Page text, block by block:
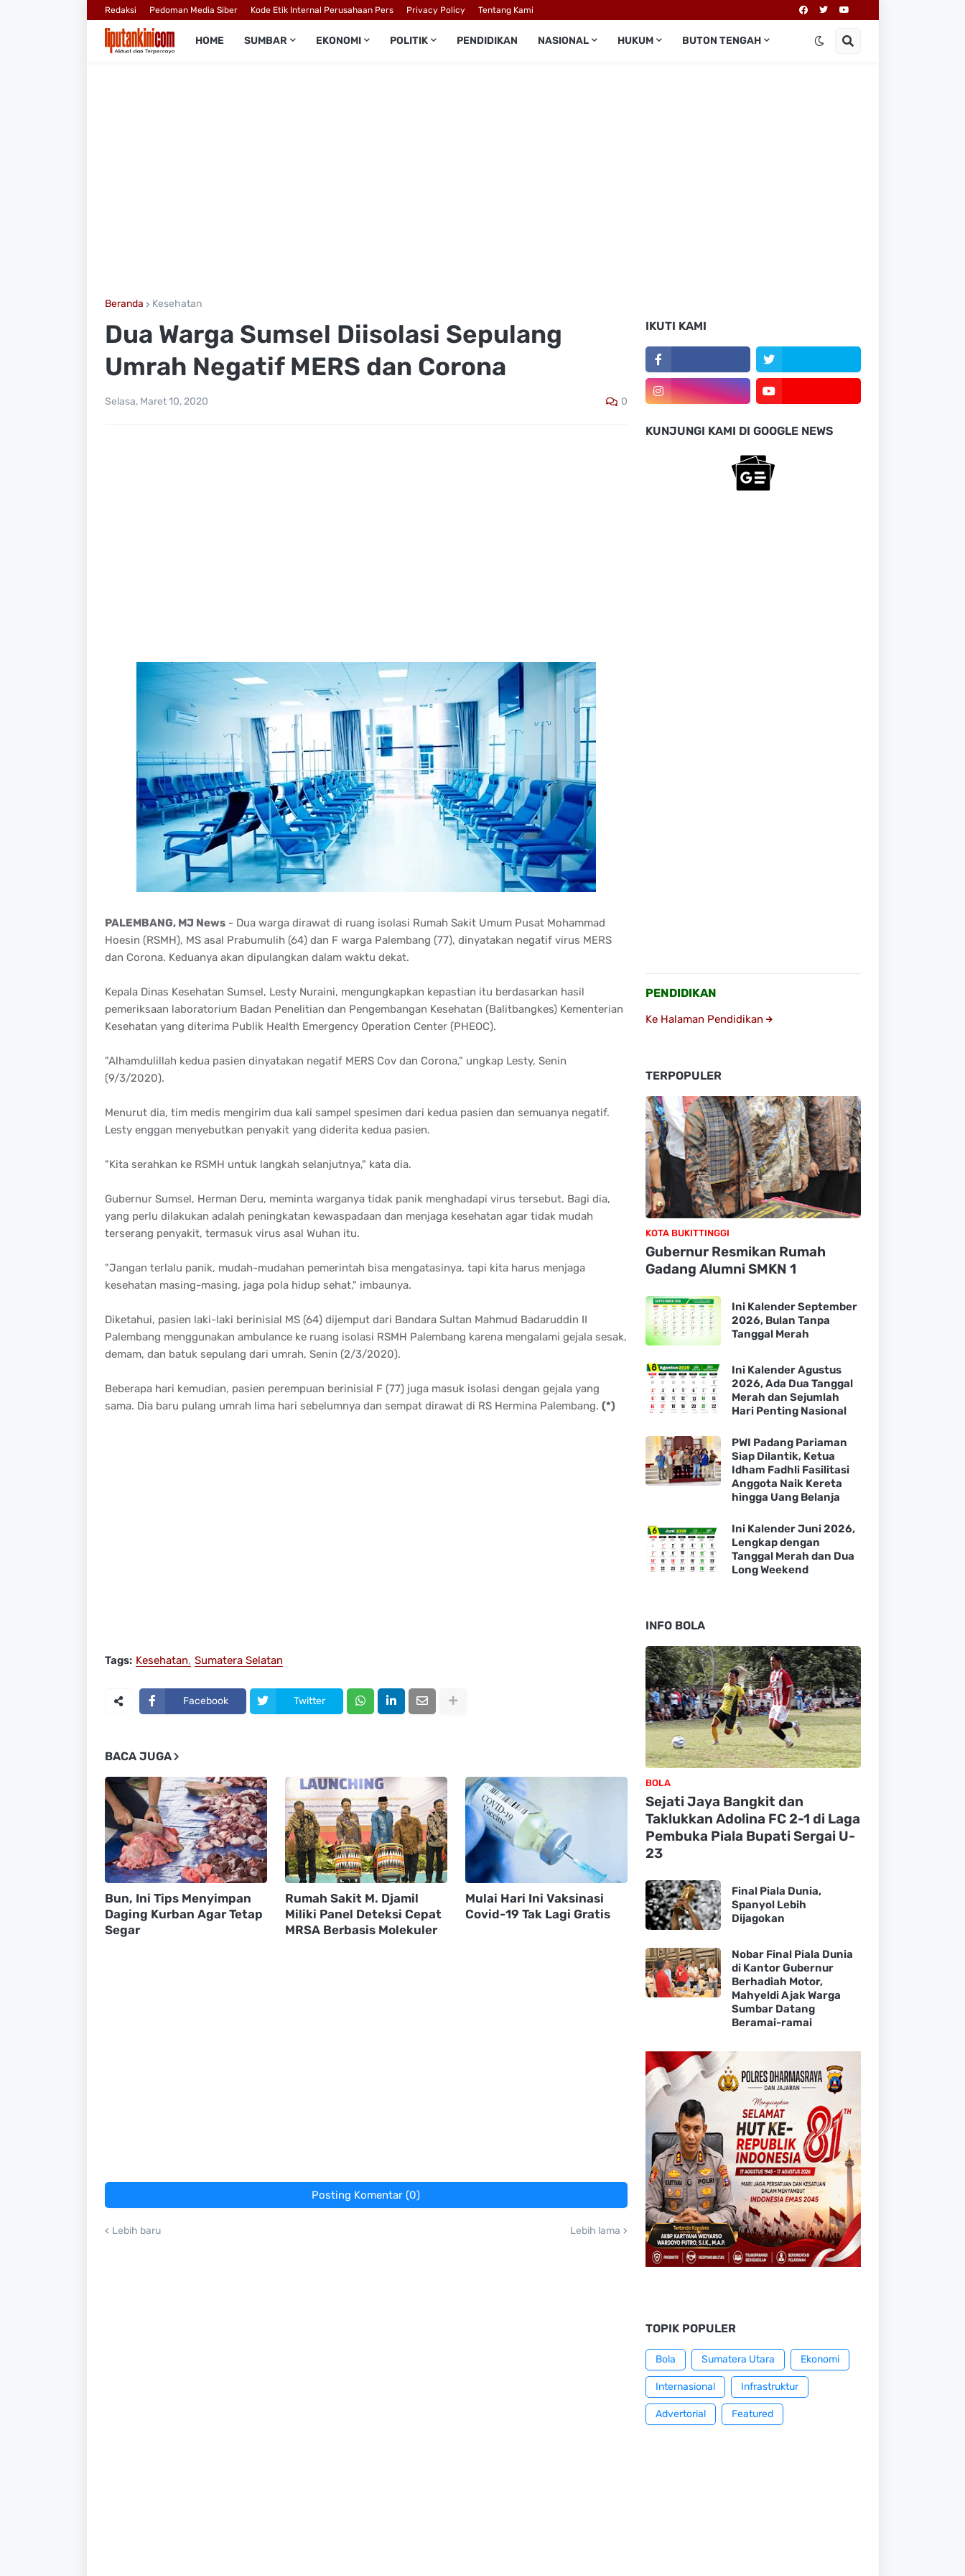
Redaksi Pedoman Media Siber Kode Etik Internal Perusahaan Pers Privacy Policy Tentang Kami
HOME SUMBAR EKONOMI POLITIK PENDIDIKAN NASIONAL HUKUM BUTON TENGAH
Beranda Kesehatan
Dua Warga Sumsel Diisolasi Sepulang
Umrah Negatif MERS dan Corona
Selasa, Maret 10, 2020 0
PALEMBANG, MJ News- Dua warga dirawat di ruang isolasi Rumah Sakit Umum Pusat Mohammad
Hoesin (RSMH), MS asal Prabumulih (64) dan F warga Palembang (77), dinyatakan negatif virus MERS
dan Corona. Keduanya akan dipulangkan dalam waktu dekat.
Kepala Dinas Kesehatan Sumsel, Lesty Nuraini, mengungkapkan kepastian itu berdasarkan hasil
pemeriksaan laboratorium Badan Penelitian dan Pengembangan Kesehatan (Balitbangkes) Kementerian
Kesehatan yang diterima Publik Health Emergency Operation Center (PHEOC).
"Alhamdulillah kedua pasien dinyatakan negatif MERS Cov dan Corona," ungkap Lesty, Senin
(9/3/2020).
Menurut dia, tim medis mengirim dua kali sampel spesimen dari kedua pasien dan semuanya negatif.
Lesty enggan menyebutkan penyakit yang diderita kedua pasien.
"Kita serahkan ke RSMH untuk langkah selanjutnya," kata dia.
Gubernur Sumsel, Herman Deru, meminta warganya tidak panik menghadapi virus tersebut. Bagi dia,
yang perlu dilakukan adalah peningkatan kewaspadaan dan menjaga kesehatan agar tidak mudah
terserang penyakit, termasuk virus asal Wuhan itu.
"Jangan terlalu panik, mudah-mudahan pemerintah bisa mengatasinya, tapi kita harus menjaga
kesehatan masing-masing, jaga pola hidup sehat," imbaunya.
Diketahui, pasien laki-laki berinisial MS (64) dijemput dari Bandara Sultan Mahmud Badaruddin II
Palembang menggunakan ambulance ke ruang isolasi RSMH Palembang karena mengalami gejala sesak,
demam, dan batuk sepulang dari umrah, Senin (2/3/2020).
Beberapa hari kemudian, pasien perempuan berinisial F (77) juga masuk isolasi dengan gejala yang
sama. Dia baru pulang umrah lima hari sebelumnya dan sempat dirawat di RS Hermina Palembang. (*)
Tags: Kesehatan Sumatera Selatan
Facebook Twitter
BACA JUGA
Bun, Ini Tips Menyimpan
Daging Kurban Agar Tetap
Segar
Rumah Sakit M. Djamil
Miliki Panel Deteksi Cepat
MRSA Berbasis Molekuler
Mulai Hari Ini Vaksinasi
Covid-19 Tak Lagi Gratis
Posting Komentar (0)
Lebih baru Lebih lama
IKUTI KAMI
KUNJUNGI KAMI DI GOOGLE NEWS
PENDIDIKAN
Ke Halaman Pendidikan
TERPOPULER
KOTA BUKITTINGGI
Gubernur Resmikan Rumah
Gadang Alumni SMKN 1
Ini Kalender September
2026, Bulan Tanpa
Tanggal Merah
Ini Kalender Agustus
2026, Ada Dua Tanggal
Merah dan Sejumlah
Hari Penting Nasional
PWI Padang Pariaman
Siap Dilantik, Ketua
Idham Fadhli Fasilitasi
Anggota Naik Kereta
hingga Uang Belanja
Ini Kalender Juni 2026,
Lengkap dengan
Tanggal Merah dan Dua
Long Weekend
INFO BOLA
BOLA
Sejati Jaya Bangkit dan
Taklukkan Adolina FC 2-1 di Laga
Pembuka Piala Bupati Sergai U-
23
Final Piala Dunia,
Spanyol Lebih
Dijagokan
Nobar Final Piala Dunia
di Kantor Gubernur
Berhadiah Motor,
Mahyeldi Ajak Warga
Sumbar Datang
Beramai-ramai
TOPIK POPULER
Bola Sumatera Utara Ekonomi
Internasional Infrastruktur
Advertorial Featured